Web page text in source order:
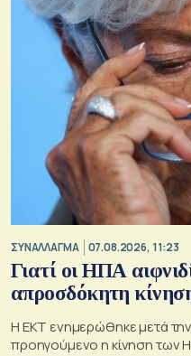
ΣΥΝΑΛΛΑΓΜΑ 07.08.2026, 11:23
Γιατί οι ΗΠΑ
απροσδόκητη
Η ΕΚΤ ενημερώθηκε μετά
προηγούμενο η κίνηση των